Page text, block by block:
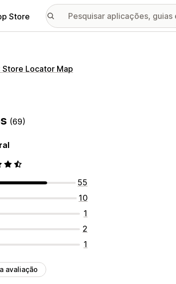
Store
Store Locator Map
(69)
55
10
1
2
1
avaliação